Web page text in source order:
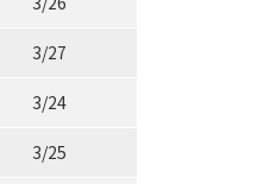
3/27
3/24
3/25